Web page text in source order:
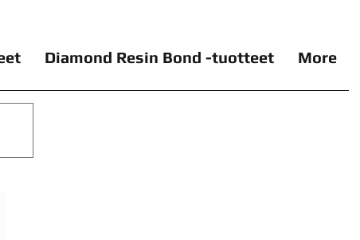
Diamond Resin Bond -tuotteet More